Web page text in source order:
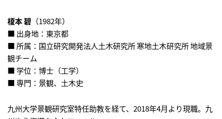
榎本 碧 （1982年）
■ 出身地：東京都
■ 所属：国立研究開発法人土木研究所 寒地土木研究所 地域景
観チーム
■ 学位：博士（工学）
■ 専門：景観、土木史
九州大学景観研究室特任助教を経て、2018年4月より現職。九